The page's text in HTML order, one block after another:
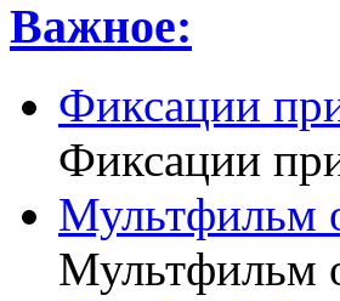
Важное:
Фиксации
Фиксации
Мультфильм
Мультфильм